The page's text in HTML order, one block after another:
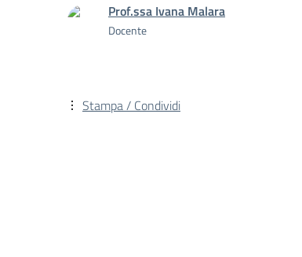
Prof.ssa Ivana Malara
Docente
Stampa / Condividi